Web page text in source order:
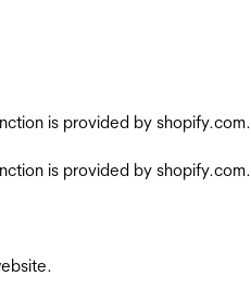
is provided by shopify.com.
is provided by shopify.com.